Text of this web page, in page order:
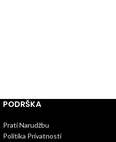
PODRŠKA
Prati Narudžbu
Politika Privatnosti